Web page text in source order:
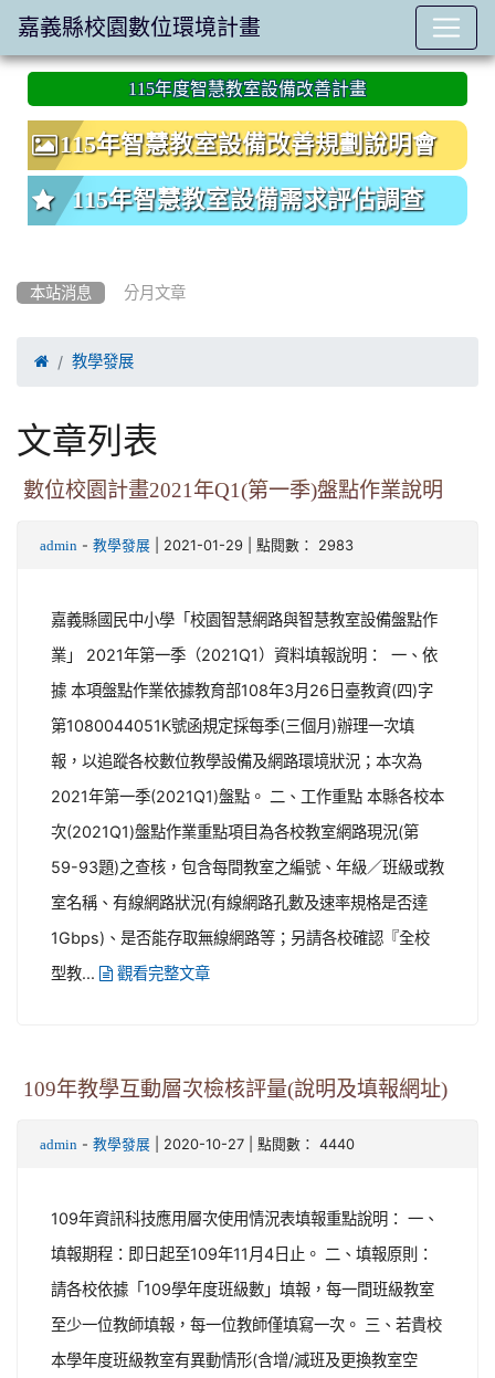
:::
115年度智慧教室設備改善計畫
115年智慧教室設備改善規劃說明會
115年智慧教室設備需求評估調查
本站消息 分月文章
 教學發展
文章列表
數位校園計畫2021年Q1(第一季)盤點作業說明
admin - 教學發展 | 2021-01-29 | 點閱數： 2983
嘉義縣國民中小學「校園智慧網路與智慧教室設備盤點作
業」 2021年第一季（2021Q1）資料填報說明： 一、依
據 本項盤點作業依據教育部108年3月26日臺教資(四)字
第1080044051K號函規定採每季(三個月)辦理一次填
報，以追蹤各校數位教學設備及網路環境狀況；本次為
2021年第一季(2021Q1)盤點。 二、工作重點 本縣各校本
次(2021Q1)盤點作業重點項目為各校教室網路現況(第
59-93題)之查核，包含每間教室之編號、年級／班級或教
室名稱、有線網路狀況(有線網路孔數及速率規格是否達
1Gbps)、是否能存取無線網路等；另請各校確認『全校
型教...
觀看完整文章
109年教學互動層次檢核評量(說明及填報網址)
admin - 教學發展 | 2020-10-27 | 點閱數： 4440
109年資訊科技應用層次使用情況表填報重點說明： 一、
填報期程：即日起至109年11月4日止。 二、填報原則：
請各校依據「109學年度班級數」填報，每一間班級教室
至少一位教師填報，每一位教師僅填寫一次。 三、若貴校
本學年度班級教室有異動情形(含增/減班及更換教室空
嘉義縣校園數位環境計畫